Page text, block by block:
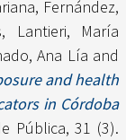
, Fernández,
, Lantieri, María
Ana Lía and
and health
in Córdoba
Pública, 31 (3).